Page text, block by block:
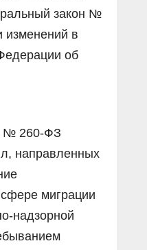
закон №
изменений в
об
№ 260-ФЗ
направленных
миграции
надзорной